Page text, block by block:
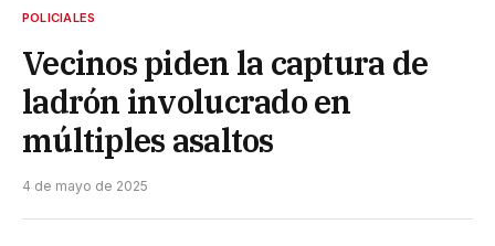
POLICIALES
Vecinos piden la captura de
ladrón involucrado en
múltiples asaltos
4 de mayo de 2025